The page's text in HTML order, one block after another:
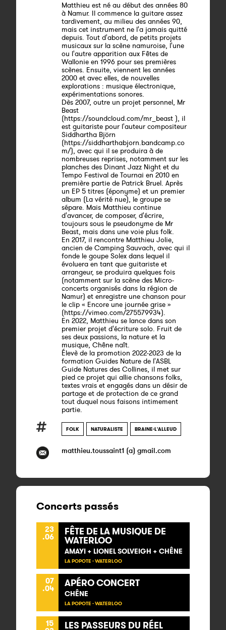
Matthieu est né au début des années 80
à Namur. Il commence la guitare assez
tardivement, au milieu des années 90,
mais cet instrument ne l'a jamais quitté
depuis. Tout d'abord, de petits projets
musicaux sur la scène namuroise, l'une
ou l'autre apparition aux Fêtes de
Wallonie en 1996 pour ses premières
scènes. Ensuite, viennent les années
2000 et avec elles, de nouvelles
explorations : musique électronique,
expérimentations sonores.
Dès 2007, outre un projet personnel, Mr
Beast
(https://soundcloud.com/mr_beast ), il
est guitariste pour l'auteur compositeur
Siddhartha Björn
(https://siddharthabjorn.bandcamp.co
m/), avec qui il se produira à de
nombreuses reprises, notamment sur les
planches des Dinant Jazz Night et du
Tempo Festival de Tournai en 2010 en
première partie de Patrick Bruel. Après
un EP 5 titres (éponyme) et un premier
album (La vérité nue), le groupe se
sépare. Mais Matthieu continue
d'avancer, de composer, d'écrire,
toujours sous le pseudonyme de Mr
Beast, mais dans une voie plus folk.
En 2017, il rencontre Matthieu Jolie,
ancien de Camping Sauvach, avec qui il
fonde le goupe Solex dans lequel il
évoluera en tant que guitariste et
arrangeur, se produira quelques fois
(notamment sur la scène des Micro-
concerts organisés dans la région de
Namur) et enregistre une chanson pour
le clip « Encore une journée grise »
(https://vimeo.com/275579934).
En 2022, Matthieu se lance dans son
premier projet d'écriture solo. Fruit de
ses deux passions, la nature et la
musique, Chêne naît.
Élevè de la promotion 2022-2023 de la
formation Guides Nature de l'ASBL
Guide Natures des Collines, il met sur
pied ce projet qui allie chansons folks,
textes vrais et engagés dans un désir de
partage et de protection de ce grand
tout duquel nous faisons intimement
partie.
FOLK NATURALISTE BRAINE-L'ALLEUD
matthieu.toussaint1 (a) gmail.com
Concerts passés
23
.06 FÊTE DE LA MUSIQUE DE
WATERLOO
AMAYI + LIONEL SOLVEIGH + CHÊNE
LA POPOTE - WATERLOO
07
.04 APÉRO CONCERT
CHÊNE
LA POPOTE - WATERLOO
15 LES PASSEURS DU RÉEL